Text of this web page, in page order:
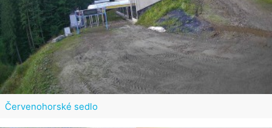
Červenohorské sedlo